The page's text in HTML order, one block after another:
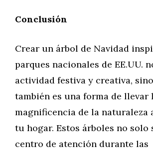
Conclusión
Crear un árbol de Navidad
parques nacionales de EE.UU.
actividad festiva y creativa,
también es una forma de llevar
magnificencia de la naturaleza
tu hogar. Estos árboles no solo
centro de atención durante las